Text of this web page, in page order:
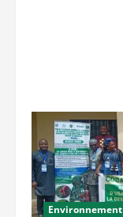
Environnement